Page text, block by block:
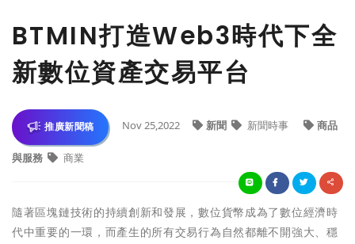
BTMIN打造Web3時代下全
新數位資產交易平台
推廣新聞稿 Nov 25,2022 新聞 新聞時事 商品
與服務 商業
隨著區塊鏈技術的持續創新和發展，數位貨幣成為了數位經濟時
代中重要的一環，而產生的所有交易行為自然都離不開強大、穩